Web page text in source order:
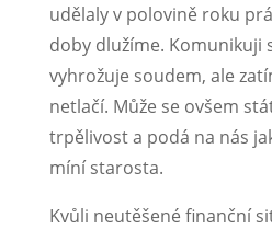
udělaly v polovině roku
doby dlužíme. Komunikuji
vyhrožuje soudem, ale
netlačí. Může se ovšem
trpělivost a podá na nás
míní starosta.
Kvůli neutěšené finanční